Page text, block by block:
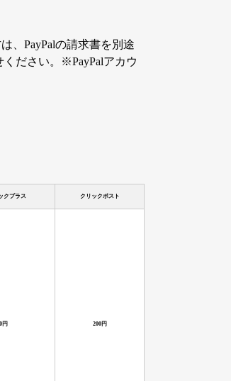
、PayPalの請求書を別途
ださい。※PayPalアカウ
クプラス クリックポスト
円 200円